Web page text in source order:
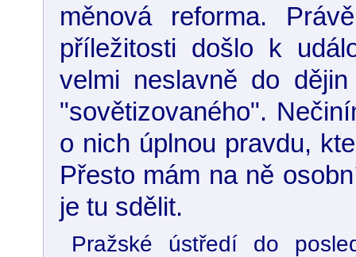
měnová reforma.
příležitosti došlo k
velmi neslavně do
"sovětizovaného".
o nich úplnou pravdu,
Přesto mám na ně
je tu sdělit.
Pražské ústředí do